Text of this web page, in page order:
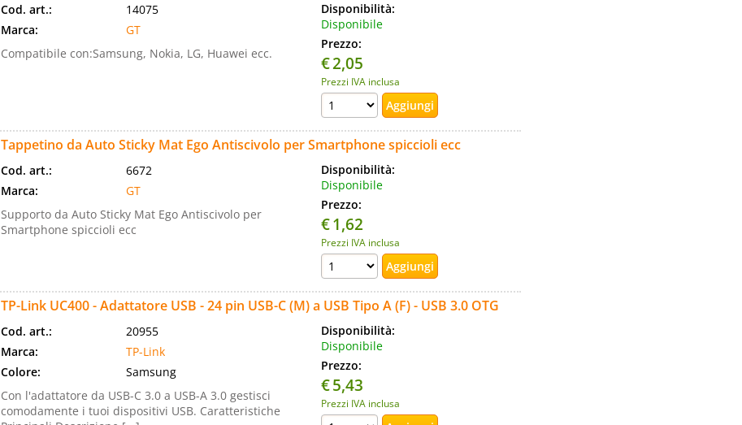
Cod. art.:
14075
Marca:
GT
Compatibile con:Samsung, Nokia, LG, Huawei ecc.
Disponibilità:
Disponibile
Prezzo:
€2,05
Prezzi IVA inclusa
Tappetino da Auto Sticky Mat Ego Antiscivolo per Smartphone spiccioli ecc
Cod. art.:
6672
Marca:
GT
Supporto da Auto Sticky Mat Ego Antiscivolo per
Smartphone spiccioli ecc
Disponibilità:
Disponibile
Prezzo:
€1,62
Prezzi IVA inclusa
TP-Link UC400 - Adattatore USB - 24 pin USB-C (M) a USB Tipo A (F) - USB 3.0 OTG
Cod. art.:
20955
Marca:
TP-Link
Colore:
Samsung
Con l'adattatore da USB-C 3.0 a USB-A 3.0 gestisci
comodamente i tuoi dispositivi USB. Caratteristiche
Disponibilità:
Disponibile
Prezzo:
€5,43
Prezzi IVA inclusa